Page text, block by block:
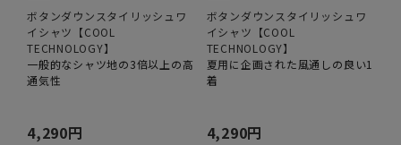
ボタンダウンスタイリッシュワ
イシャツ【COOL
TECHNOLOGY】
一般的なシャツ地の3倍以上の高
通気性
4,290円
ボタンダウンスタイリッシュワ
イシャツ【COOL
TECHNOLOGY】
夏用に企画された風通しの良い1
着
4,290円